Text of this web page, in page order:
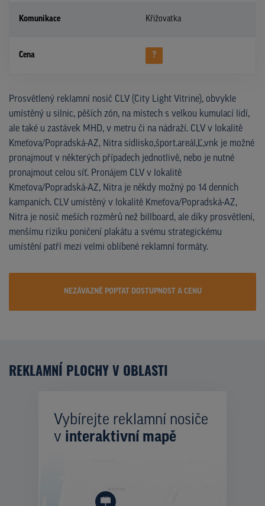
Komunikace Křižovatka
Cena ?
Prosvětlený reklamní nosič CLV (City Light Vitrine), obvykle
umístěný u silnic, pěších zón, na místech s velkou kumulací lidí,
ale také u zastávek MHD, v metru či na nádraží. CLV v lokalitě
Kmeťova/Popradská-AZ, Nitra sídlisko,šport.areál,Ľ,vnk je možné
pronajmout v některých případech jednotlivě, nebo je nutné
pronajmout celou síť. Pronájem CLV v lokalitě
Kmeťova/Popradská-AZ, Nitra je někdy možný po 14 denních
kampaních. CLV umístěný v lokalitě Kmeťova/Popradská-AZ,
Nitra je nosič meších rozměrů než billboard, ale díky prosvětlení,
menšímu riziku poničení plakátu a svému strategickému
umístění patří mezi velmi oblíbené reklamní formáty.
NEZÁVAZNĚ POPTAT DOSTUPNOST A CENU
REKLAMNÍ PLOCHY V OBLASTI
Vybírejte reklamní nosiče
v interaktivní mapě